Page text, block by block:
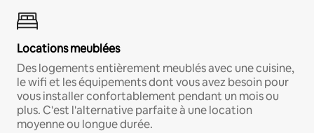
Locations meublées
Des logements entièrement meublés avec une cuisine,
le wifi et les équipements dont vous avez besoin pour
vous installer confortablement pendant un mois ou
plus. C'est l'alternative parfaite à une location
moyenne ou longue durée.